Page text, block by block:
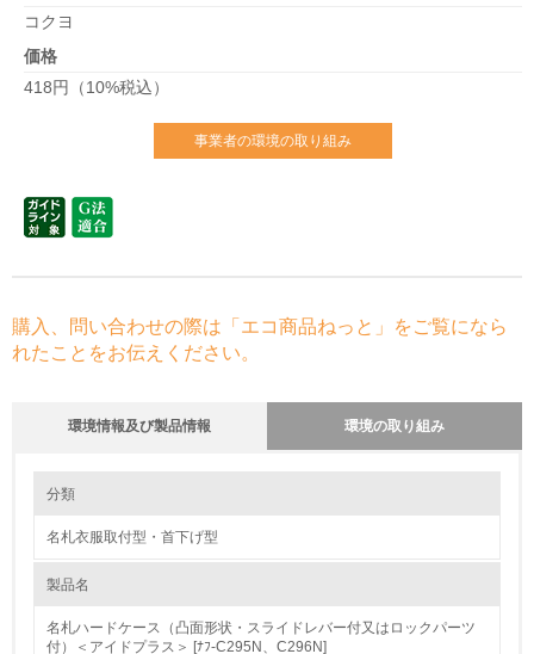
コクヨ
価格
418円（10%税込）
事業者の環境の取り組み
購入、問い合わせの際は「エコ商品ねっと」をご覧になら
れたことをお伝えください。
環境情報及び製品情報 環境の取り組み
1.環境取り組み体制
分類
名札衣服取付型・首下げ型
製品名
名札ハードケース（凸面形状・スライドレバー付又はロックパーツ
付）＜アイドプラス＞ [ﾅﾌ-C295N、C296N]